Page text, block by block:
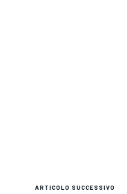
ARTICOLO SUCCESSIVO